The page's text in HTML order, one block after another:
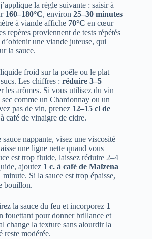
la règle suivante : saisir à
160–180°C, environ 25–30 minutes
à viande affiche 70°C en cœur
repères proviennent de tests répétés
une viande juteuse, qui
la sauce.
froid sur la poêle ou le plat
Les chiffres : réduire 3–5
les arômes. Si vous utilisez du vin
comme un Chardonnay ou un
pas de vin, prenez 12–15 cl de
café de vinaigre de cidre.
nappante, visez une viscosité
une ligne nette quand vous
est trop fluide, laissez réduire 2–4
ajoutez 1 c. à café de Maïzena
Si la sauce est trop épaisse,
bouillon.
la sauce du feu et incorporez 1
fouettant pour donner brillance et
change la texture sans alourdir la
reste modérée.